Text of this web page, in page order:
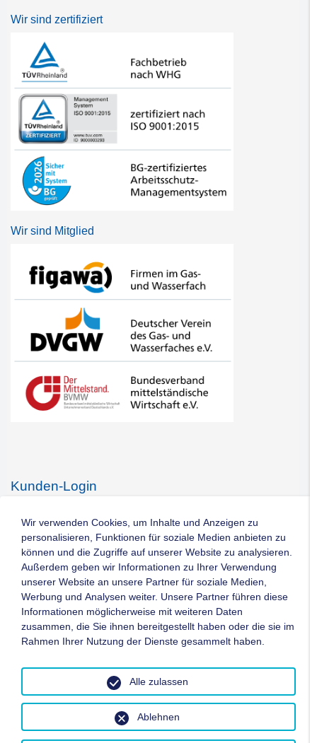
Wir sind zertifiziert
Wir sind Mitglied
Kunden-Login
Kontakt
Impressum
Datenschutz
AGB
2026 - WTG Deutschland GmbH / Alle Rechte
Wir verwenden Cookies, um Inhalte und Anzeigen zu
personalisieren, Funktionen für soziale Medien anbieten zu
können und die Zugriffe auf unserer Website zu analysieren.
Außerdem geben wir Informationen zu Ihrer Verwendung
unserer Website an unsere Partner für soziale Medien,
Werbung und Analysen weiter. Unsere Partner führen diese
Informationen möglicherweise mit weiteren Daten
zusammen, die Sie ihnen bereitgestellt haben oder die sie im
Rahmen Ihrer Nutzung der Dienste gesammelt haben.
Ablehnen
Alle zulassen